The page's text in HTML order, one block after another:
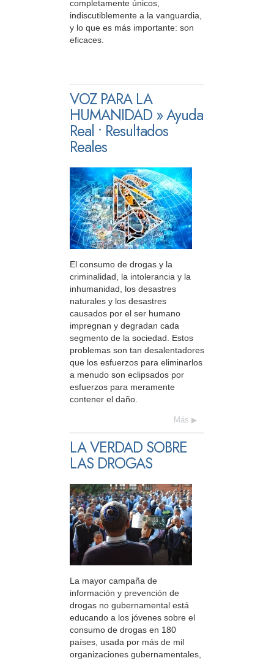
completamente únicos,
indiscutiblemente a la vanguardia,
y lo que es más importante: son
eficaces.
VOZ PARA LA
HUMANIDAD » Ayuda
Real • Resultados
Reales
El consumo de drogas y la
criminalidad, la intolerancia y la
inhumanidad, los desastres
naturales y los desastres
causados por el ser humano
impregnan y degradan cada
segmento de la sociedad. Estos
problemas son tan desalentadores
que los esfuerzos para eliminarlos
a menudo son eclipsados por
esfuerzos para meramente
contener el daño.
Más
LA VERDAD SOBRE
LAS DROGAS
La mayor campaña de
información y prevención de
drogas no gubernamental está
educando a los jóvenes sobre el
consumo de drogas en 180
países, usada por más de mil
organizaciones gubernamentales,